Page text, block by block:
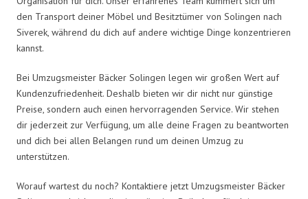
den Transport deiner Möbel und Besitztümer von Solingen nach
Siverek, während du dich auf andere wichtige Dinge konzentrieren
kannst.
Bei Umzugsmeister Bäcker Solingen legen wir großen Wert auf
Kundenzufriedenheit. Deshalb bieten wir dir nicht nur günstige
Preise, sondern auch einen hervorragenden Service. Wir stehen
dir jederzeit zur Verfügung, um alle deine Fragen zu beantworten
und dich bei allen Belangen rund um deinen Umzug zu
unterstützen.
Worauf wartest du noch? Kontaktiere jetzt Umzugsmeister Bäcker